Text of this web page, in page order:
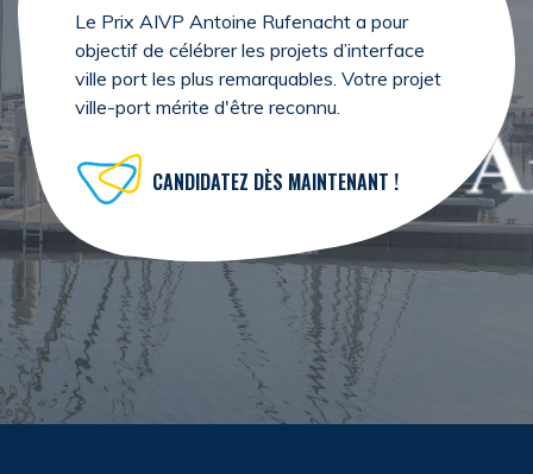
Le Prix AIVP Antoine Rufenacht a pour
objectif de célébrer les projets d’interface
ville port les plus remarquables. Votre projet
ville-port mérite d'être reconnu.
CANDIDATEZ DÈS MAINTENANT !